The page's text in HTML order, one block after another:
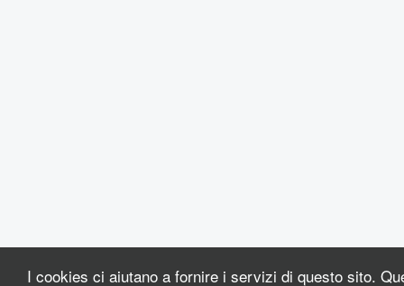
I cookies ci aiutano a fornire i servizi di questo sito.